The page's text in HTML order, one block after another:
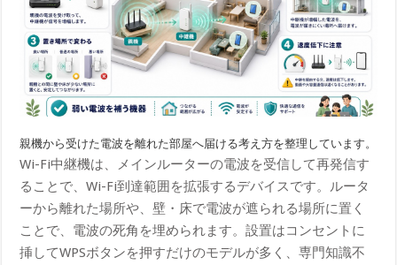
親機から受けた電波を離れた部屋へ届ける考え方を整理しています。
Wi-Fi中継機は、メインルーターの電波を受信して再発信す
ることで、Wi-Fi到達範囲を拡張するデバイスです。ルータ
ーから離れた場所や、壁・床で電波が遮られる場所に置く
ことで、電波の死角を埋められます。設置はコンセントに
挿してWPSボタンを押すだけのモデルが多く、専門知識不